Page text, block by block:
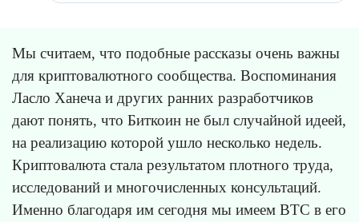
Мы считаем, что подобные рассказы очень важны
для криптовалютного сообщества. Воспоминания
Ласло Ханеча и других ранних разработчиков
дают понять, что Биткоин не был случайной идеей,
на реализацию которой ушло несколько недель.
Криптовалюта стала результатом плотного труда,
исследований и многочисленных консультаций.
Именно благодаря им сегодня мы имеем BTC в его